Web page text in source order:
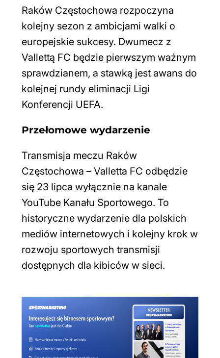
Raków Częstochowa rozpoczyna
kolejny sezon z ambicjami walki o
europejskie sukcesy. Dwumecz z
Vallettą FC będzie pierwszym ważnym
sprawdzianem, a stawką jest awans do
kolejnej rundy eliminacji Ligi
Konferencji UEFA.
Przełomowe wydarzenie
Transmisja meczu Raków
Częstochowa – Valletta FC odbędzie
się 23 lipca wyłącznie na kanale
YouTube Kanału Sportowego. To
historyczne wydarzenie dla polskich
mediów internetowych i kolejny krok w
rozwoju sportowych transmisji
dostępnych dla kibiców w sieci.